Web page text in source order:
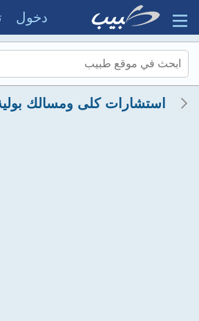
دخول
استشارات كلى ومسالك